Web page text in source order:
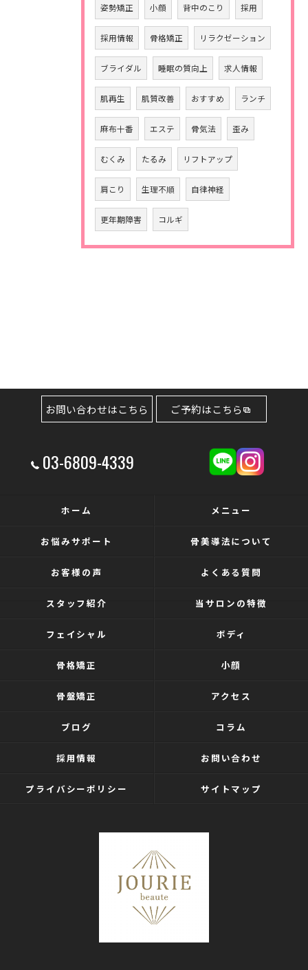
姿勢矯正 小顔 背中のこり 採用
採用情報 骨格矯正 リラクゼーション
ブライダル 睡眠の質向上 求人情報
肌再生 肌質改善 おすすめ ランチ
麻布十番 エステ 骨気法 歪み
むくみ たるみ リフトアップ
肩こり 生理不順 自律神経
更年期障害 コルギ
03-6809-4339
お問い合わせはこちら ご予約はこちら
ホーム メニュー
お悩みサポート 骨美導法について
お客様の声 よくある質問
スタッフ紹介 当サロンの特徴
フェイシャル ボディ
骨格矯正 小顔
骨盤矯正 アクセス
ブログ コラム
採用情報 お問い合わせ
プライバシーポリシー サイトマップ